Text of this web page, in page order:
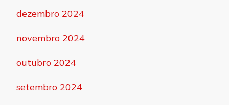
dezembro 2024
novembro 2024
outubro 2024
setembro 2024